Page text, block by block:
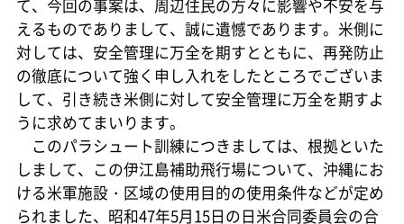
て、今回の事案は、周辺住民の方々に影響や不安を与
えるものでありまして、誠に遺憾であります。米側に
対しては、安全管理に万全を期すとともに、再発防止
の徹底について強く申し入れをしたところでございま
して、引き続き米側に対して安全管理に万全を期すよ
うに求めてまいります。
このパラシュート訓練につきましては、根拠といた
しまして、この伊江島補助飛行場について、沖縄にお
ける米軍施設・区域の使用目的の使用条件などが定め
られました、昭和47年5月15日の日米合同委員会の合